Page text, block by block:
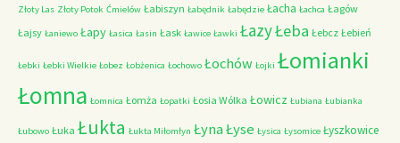
Złoty Las Złoty Potok Ćmielów Łabiszyn Łabędnik Łabędzie Łacha Łachca Łagów
Łajsy Łaniewo Łapy Łasica Łasin Łask Ławice Ławki ŁazyŁeba Łebcz Łebień
Łebki Łebki Wielkie Łobez Łobżenica Łochowo Łochów Łojki Łomianki
Łomna Łomnica Łomża Łopatki Łosia Wólka Łowicz Łubiana Łubianka
Łubowo Łuka Łukta Łukta Miłomłyn ŁynaŁyse Łysica Łysomice Łyszkowice